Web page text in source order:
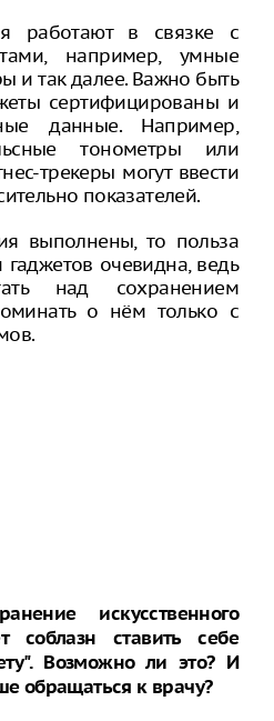
работают в связке с
например, умные
и так далее. Важно быть
сертифицированы и
данные. Например,
тонометры или
трекеры могут ввести
показателей.
выполнены, то польза
очевидна, ведь
над сохранением
о нём только с
искусственного
соблазн ставить себе
Возможно ли это? И
обращаться к врачу?